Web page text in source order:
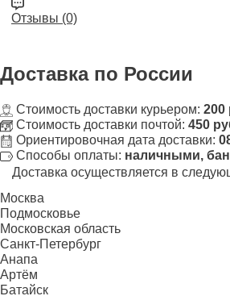
Отзывы (0)
Доставка по России
Стоимость доставки курьером: 200
Стоимость доставки почтой: 450
Ориентировочная дата доставки:
Способы оплаты: наличными,
Доставка осуществляется в
Москва
Подмосковье
Московская область
Санкт-Петербург
Анапа
Артём
Батайск